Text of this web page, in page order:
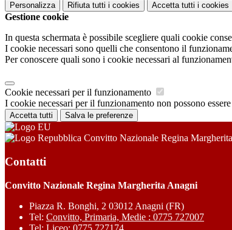
Personalizza Rifiuta tutti i cookies Accetta tutti i cookies
Gestione cookie
In questa schermata è possibile scegliere quali cookie
I cookie necessari sono quelli che consentono il
Per conoscere quali sono i cookie necessari al
Cookie necessari per il funzionamento
I cookie necessari per il funzionamento non possono
Accetta tutti Salva le preferenze
Convitto Nazionale Regina
Contatti
Convitto Nazionale Regina Margherita Anagni
Piazza R. Bonghi, 2 03012 Anagni (FR)
Tel: Convitto, Primaria, Medie : 0775 727007
Tel: Liceo: 0775 727174